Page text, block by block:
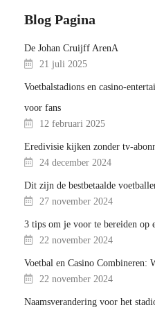
Blog Pagina
De Johan Cruijff ArenA
21 juli 2025
Voetbalstadions en casino-
voor fans
12 februari 2025
Eredivisie kijken zonder tv-
24 december 2024
Dit zijn de bestbetaalde
27 november 2024
3 tips om je voor te bereiden op
22 november 2024
Voetbal en Casino Combineren:
22 november 2024
Naamsverandering voor het